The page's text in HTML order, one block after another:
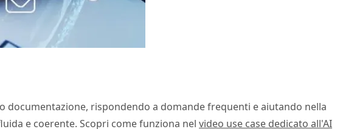
rispondendo a domande frequenti e aiutando nella
e coerente. Scopri come funziona nel video use case dedicato all'AI